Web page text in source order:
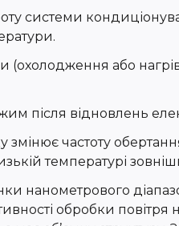
системи
або
після відновлень
частоту обертання
температурі
нанометрового
обробки